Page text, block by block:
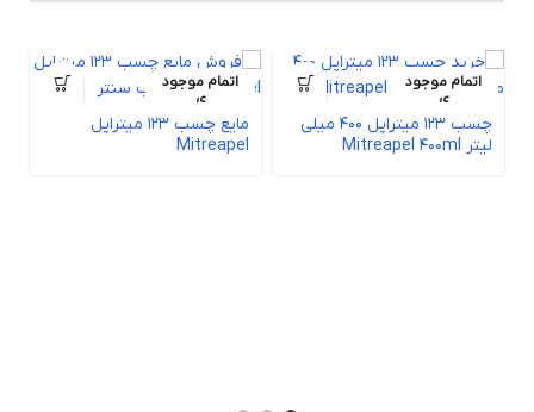
اتمام موجود
ی
چسب 123 میتراپل 400 میلی
لیتر Mitreapel 400ml
اتمام موجود
ی
مایع چسب 123 میتراپل
Mitreapel